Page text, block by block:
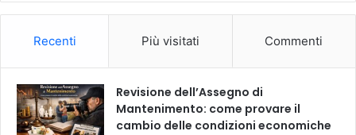
Recenti Più visitati Commenti
Revisione dell’Assegno di
Mantenimento: come provare il
cambio delle condizioni economiche